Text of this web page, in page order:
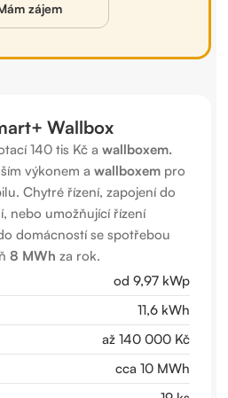
zájem
Wallbox
140 tis Kč awallboxem.
výkonem a wallboxempro
Chytré řízení, zapojení do
nebo umožňující řízení
domácností se spotřebou
8 MWh za rok.
od 9,97 kWp
11,6 kWh
až 140 000 Kč
cca 10 MWh